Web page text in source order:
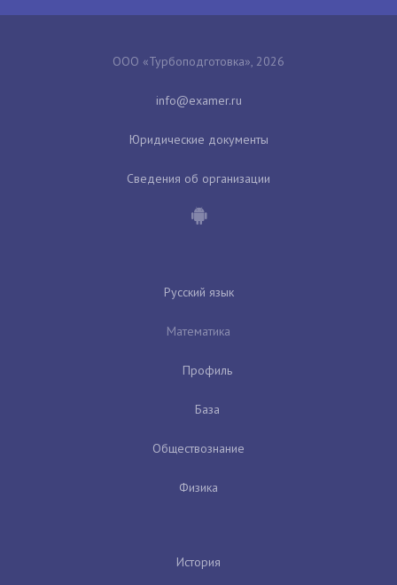
ООО «Турбоподготовка», 2026
Юридические документы
Сведения об организации
Русский язык
Математика
Профиль
База
Обществознание
Физика
История